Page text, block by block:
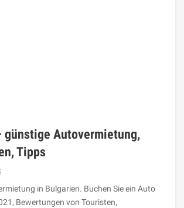
günstige Autovermietung,
Tipps
in Bulgarien. Buchen Sie ein Auto
Bewertungen von Touristen,